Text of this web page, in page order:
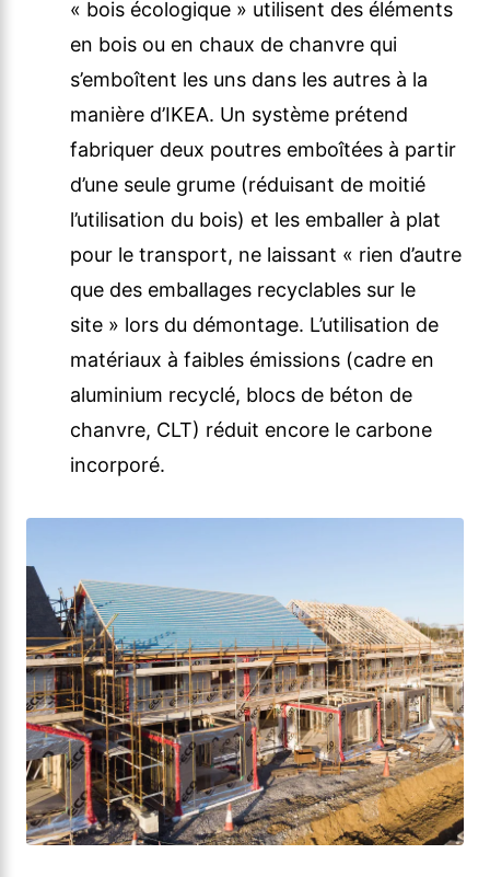
« bois écologique » utilisent des éléments
en bois ou en chaux de chanvre qui
s’emboîtent les uns dans les autres à la
manière d’IKEA. Un système prétend
fabriquer deux poutres emboîtées à partir
d’une seule grume (réduisant de moitié
l’utilisation du bois) et les emballer à plat
pour le transport, ne laissant « rien d’autre
que des emballages recyclables sur le
site » lors du démontage. L’utilisation de
matériaux à faibles émissions (cadre en
aluminium recyclé, blocs de béton de
chanvre, CLT) réduit encore le carbone
incorporé.